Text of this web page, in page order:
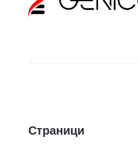
Страници